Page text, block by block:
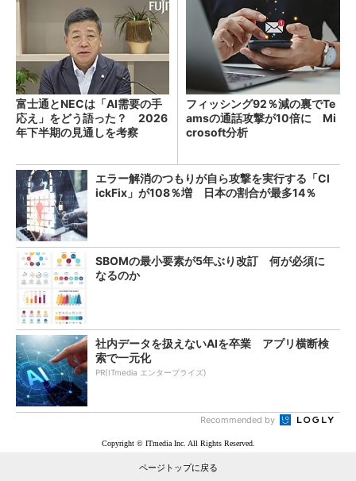
富士通とNECは「AI需要の手
応え」をどう語った？ 2026
年下半期の見通しを考察
フィッシング92％減の裏でTe
amsの通話攻撃が10倍に Mi
crosoft分析
エラー解消のつもりが自ら攻撃を実行する「Cl
ickFix」が108％増 日本の割合が最多14％
SBOMの最小要素が5年ぶり改訂 何が必須に
なるのか
社内データを扱えないAIを卒業 アプリ横断検
索で一元化
PR(ITmedia エンタープライズ)
Recommended by
Copyright © ITmedia Inc. All Rights Reserved.
ページトップに戻る